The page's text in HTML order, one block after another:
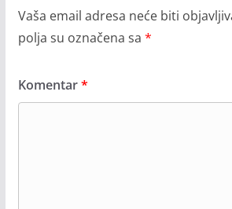
Vaša email adresa neće biti
polja su označena sa *
Komentar*